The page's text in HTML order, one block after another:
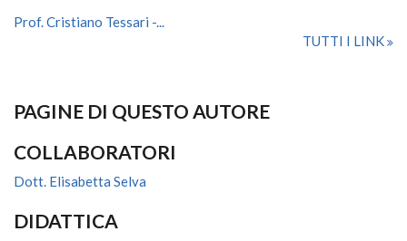
Prof. Cristiano Tessari -...
TUTTI I LINK
PAGINE DI QUESTO AUTORE
COLLABORATORI
Dott. Elisabetta Selva
DIDATTICA